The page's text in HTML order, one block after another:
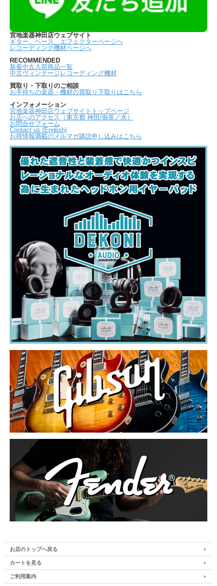
宮地楽器神田店ウェブサイト
ギター、ベース、エフェクターページへ
レコーディング機材ページへ
RECOMMENDED
新着中古入荷商品一覧
中古ヴィンテージレコーディング機材
買取り・下取りのご相談
お手持ちの楽器・機材の買取り下取りはこちら
インフォメーション
宮地楽器神田店ウェブサイトトップページ
お店へのアクセス（東京都 神田/御茶ノ水）
お問合せフォーム
Contact us (English)
お得情報満載のメルマガ購読申し込みはこちら
お店のトップへ戻る
カートを見る
ご利用案内